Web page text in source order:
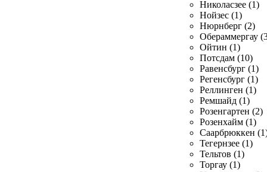
Николасзее (1)
Нойзес (1)
Нюрнберг (2)
Обераммергау
Ойтин (1)
Потсдам (10)
Равенсбург (1)
Регенсбург (1)
Реллинген (1)
Ремшайд (1)
Розенгартен (2)
Розенхайм (1)
Саарбрюккен
Тегернзее (1)
Тельтов (1)
Торгау (1)